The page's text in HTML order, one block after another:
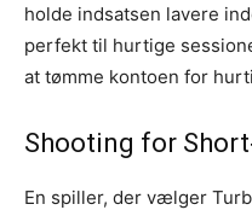
holde indsatsen lavere
perfekt til hurtige
at tømme kontoen for
Shooting for
En spiller, der vælger